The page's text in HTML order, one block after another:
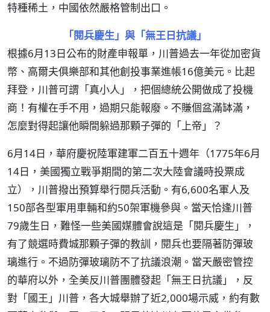
特種稀土，中國依然嚴格管制出口。
「閱兵慶生」與「無王日抗議」
根據6月13日公布的財產申報單，川普過去一年從加密貨
幣、高爾夫俱樂部和其他創投事業進帳16億美元。比起
拜登，川普可謂「真小人」，把個總統公開做成了投機
商！有權在手不用，過期只能報廢。不賺個盆滿缽滿，
怎麼對得起讓他瞬間躲過那顆子彈的「上帝」？
6月14日，華府慶祝陸軍建軍二百五十週年（1775年6月
14日，美國獨立戰爭期間的第二次大陸會議時投票成
立），川普撥出預算舉行閱兵活動。有6,600名軍人及
150部各型軍用車輛和約50架軍機參與。當天恰逢川普
79歲生日，難怪一些美國媒體會說這是「閱兵慶生」，
有了競選時費城那顆子彈的教訓，閱兵也要隔著防彈玻
璃進行。不過防彈玻璃防不了抗議浪潮。當天嚴密管控
的華府以外，全美反川普團體發起「無王日抗議」，反
對「國王」川普，各大城舉辦了近2,000場示威，約有數